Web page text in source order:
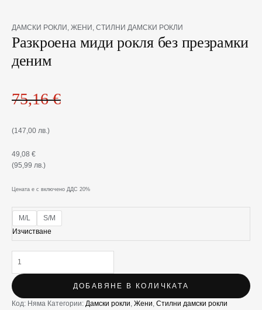
ДАМСКИ РОКЛИ , ЖЕНИ , СТИЛНИ ДАМСКИ РОКЛИ
Разкроена миди рокля без презрамки
деним
75,16€
(147,00 лв.)
Original
price
was:
75,16 €(147,00
49,08 €
(95,99 лв.)
Текущата
цена
е:
49,08 €(95,99
Цената е с включено ДДС 20%
M/L
S/M
Изчистване
количество
за
Разкроена
миди
презрамки
деним
ДОБАВЯНЕ В КОЛИЧКАТА
Код: Няма Категории: Дамски рокли, Жени, Стилни дамски рокли